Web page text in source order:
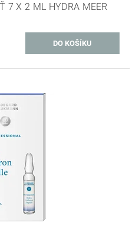
7 X 2 ML HYDRA MEER